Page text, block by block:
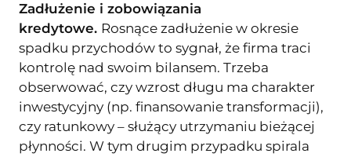
Zadłużenie i zobowiązania
kredytowe. Rosnące zadłużenie w okresie
spadku przychodów to sygnał, że firma traci
kontrolę nad swoim bilansem. Trzeba
obserwować, czy wzrost długu ma charakter
inwestycyjny (np. finansowanie transformacji),
czy ratunkowy – służący utrzymaniu bieżącej
płynności. W tym drugim przypadku spirala